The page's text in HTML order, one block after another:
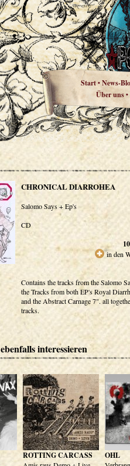
Start•News-
Über uns•
CHRONICAL DIARROHEA
Salomo Says + Ep's
CD
in den
Contains the tracks from the Salomo
the Tracks from both EP's Royal
and the Abstract Carnage 7". all
tracks.
interessieren
ROTTING CARCASS OHL